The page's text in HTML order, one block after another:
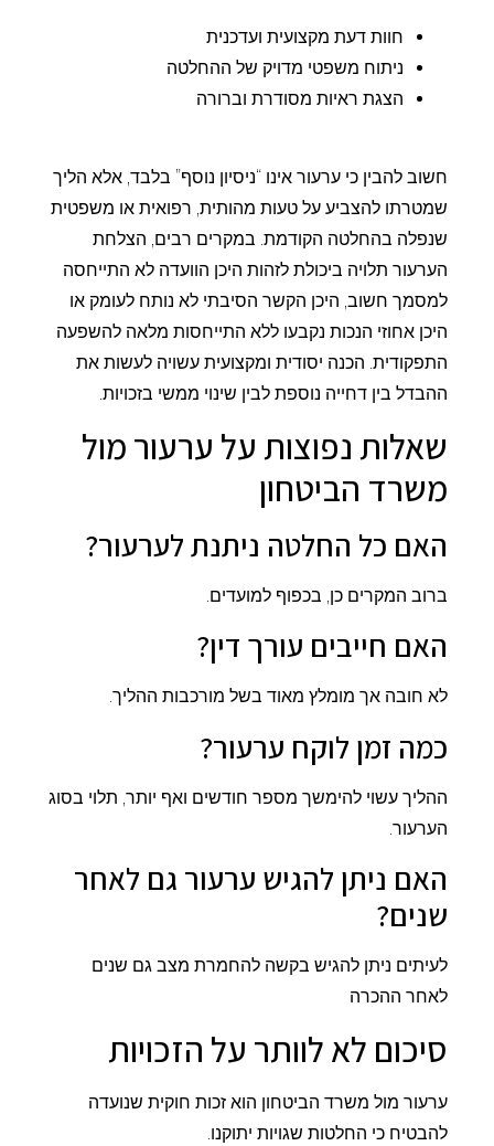
חוות דעת מקצועית ועדכנית
ניתוח משפטי מדויק של ההחלטה
הצגת ראיות מסודרת וברורה
חשוב להבין כי ערעור אינו “ניסיון נוסף” בלבד, אלא הליך
שמטרתו להצביע על טעות מהותית, רפואית או משפטית
שנפלה בהחלטה הקודמת. במקרים רבים, הצלחת
הערעור תלויה ביכולת לזהות היכן הוועדה לא התייחסה
למסמך חשוב, היכן הקשר הסיבתי לא נותח לעומק או
היכן אחוזי הנכות נקבעו ללא התייחסות מלאה להשפעה
התפקודית. הכנה יסודית ומקצועית עשויה לעשות את
ההבדל בין דחייה נוספת לבין שינוי ממשי בזכויות.
שאלות נפוצות על ערעור מול
משרד הביטחון
האם כל החלטה ניתנת לערעור?
ברוב המקרים כן, בכפוף למועדים.
האם חייבים עורך דין?
לא חובה אך מומלץ מאוד בשל מורכבות ההליך.
כמה זמן לוקח ערעור?
ההליך עשוי להימשך מספר חודשים ואף יותר, תלוי בסוג
הערעור.
האם ניתן להגיש ערעור גם לאחר
שנים?
לעיתים ניתן להגיש בקשה להחמרת מצב גם שנים
לאחר ההכרה
סיכום לא לוותר על הזכויות
ערעור מול משרד הביטחון הוא זכות חוקית שנועדה
להבטיח כי החלטות שגויות יתוקנו.